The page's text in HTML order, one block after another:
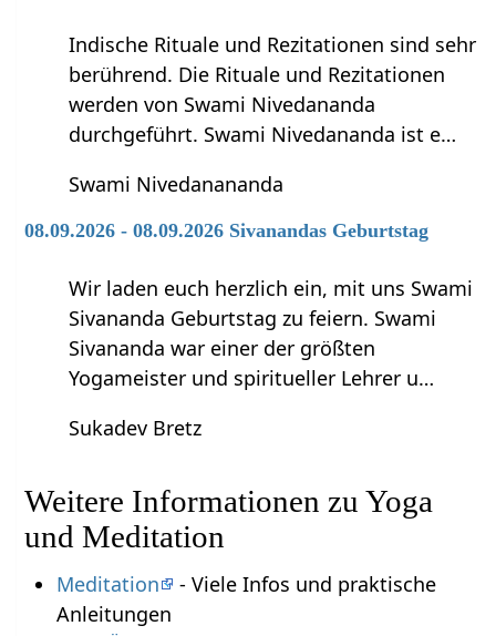
Indische Rituale und Rezitationen sind sehr
berührend. Die Rituale und Rezitationen
werden von Swami Nivedananda
durchgeführt. Swami Nivedananda ist e…
Swami Nivedanananda
08.09.2026 - 08.09.2026 Sivanandas Geburtstag
Wir laden euch herzlich ein, mit uns Swami
Sivananda Geburtstag zu feiern. Swami
Sivananda war einer der größten
Yogameister und spiritueller Lehrer u…
Sukadev Bretz
Weitere Informationen zu Yoga
und Meditation
Meditation
- Viele Infos und praktische
Anleitungen